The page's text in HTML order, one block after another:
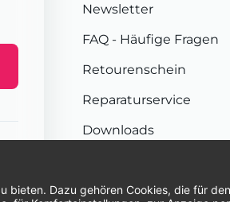
Newsletter
FAQ - Häufige Fragen
Retourenschein
Reparaturservice
Downloads